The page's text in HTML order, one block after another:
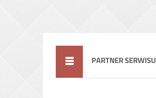
PARTNER SERWISU